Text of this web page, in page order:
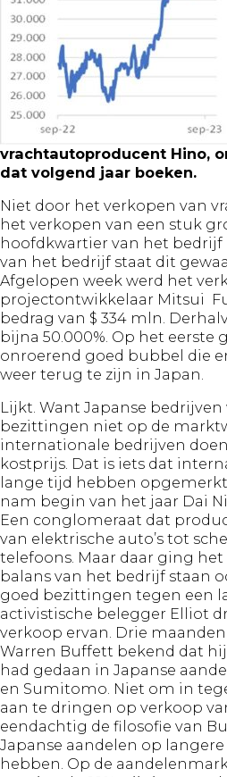
vrachtautoproducent Hino,
dat volgend jaar boeken.
Niet door het verkopen van
het verkopen van een stuk
hoofdkwartier van het bedrijf
van het bedrijf staat dit
Afgelopen week werd het
projectontwikkelaar Mitsui
bedrag van $ 334 mln.
bijna 50.000%. Op het eerste
onroerend goed bubbel die er
weer terug te zijn in Japan.
Lijkt. Want Japanse
bezittingen niet op de
internationale bedrijven
kostprijs. Dat is iets dat
lange tijd hebben
nam begin van het jaar Dai
Een conglomeraat dat
van elektrische auto’s tot
telefoons. Maar daar ging
balans van het bedrijf staan
goed bezittingen tegen een
activistische belegger Elliot
verkoop ervan. Drie
Warren Buffett bekend dat
had gedaan in Japanse
en Sumitomo. Niet om in
aan te dringen op verkoop
eendachtig de filosofie van
Japanse aandelen op
hebben. Op de